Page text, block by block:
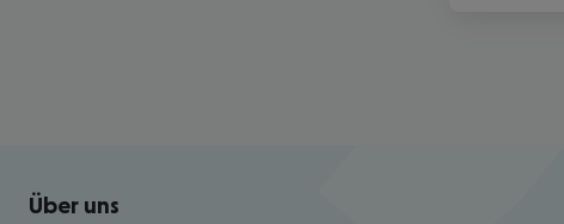
Footer navigation
Über uns